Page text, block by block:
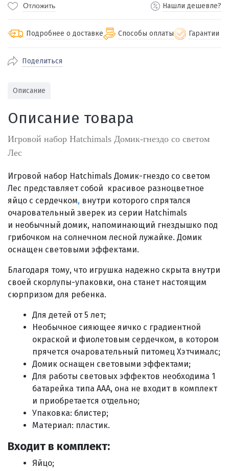
Отложить Нашли дешевле?
Подробнее о доставке
По Екатеринбургу бесплатная
Отправляем во все регионы России
службами Пэк, Кит, Луч, Сдэк, Озон
доставка, Почта РФ или любой другой
транспортной компанией на Ваш выбор
Способы оплаты
Через СБП при получении (для
Екатеринбурга и близлежащих
городов)
Гарантии
Поделиться
Описание
Описание товара
Игровой набор Hatchimals Домик-гнездо со светом
Лес
Игровой набор Hatchimals Домик-гнездо со светом
Лес представляет собой красивое разноцветное
яйцо с сердечком, внутри которого спрятался
очаровательный зверек из серии Hatchimals
и необычный домик, напоминающий гнездышко под
грибочком на солнечном лесной лужайке. Домик
оснащен световыми эффектами.
Благодаря тому, что игрушка надежно скрыта внутри
своей скорлупы-упаковки, она станет настоящим
сюрпризом для ребенка.
Для детей от 5 лет;
Необычное сияющее яичко с градиентной
окраской и фиолетовым сердечком, в котором
прячется очаровательный питомец Хэтчималс;
Домик оснащен световыми эффектами;
Для работы световых эффектов необходима 1
батарейка типа ААА, она не входит в комплект
и приобретается отдельно;
Упаковка: блистер;
Материал: пластик.
Входит в комплект:
Яйцо;